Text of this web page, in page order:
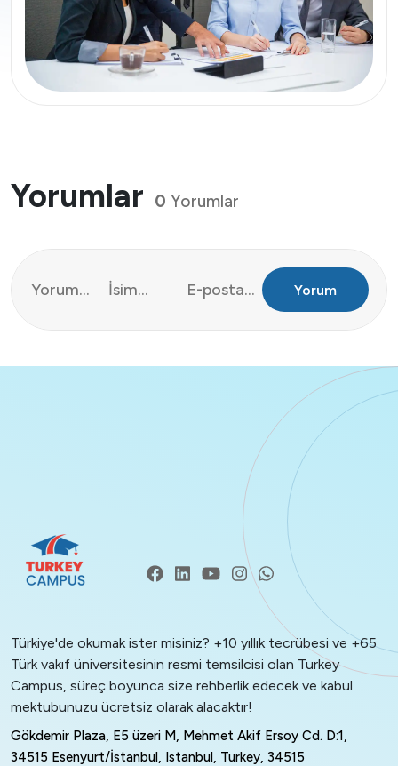
Yorumlar 0 Yorumlar
Yorum
Türkiye'de okumak ister misiniz? +10 yıllık tecrübesi ve +65
Türk vakıf üniversitesinin resmi temsilcisi olan Turkey
Campus, süreç boyunca size rehberlik edecek ve kabul
mektubunuzu ücretsiz olarak alacaktır!
Gökdemir Plaza, E5 üzeri M, Mehmet Akif Ersoy Cd. D:1,
34515 Esenyurt/İstanbul, Istanbul, Turkey, 34515